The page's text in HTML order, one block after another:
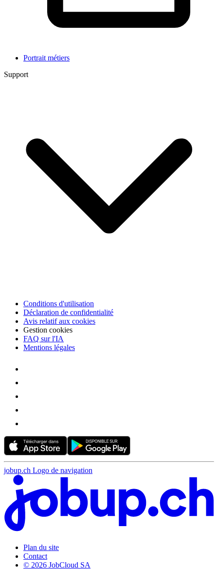
Portrait métiers
Support
Conditions d'utilisation
Déclaration de confidentialité
Avis relatif aux cookies
Gestion cookies
FAQ sur l'IA
Mentions légales
jobup.ch Logo de navigation
Plan du site
Contact
© 2026 JobCloud SA